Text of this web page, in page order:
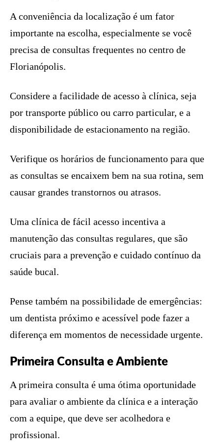
A conveniência da localização é um fator
importante na escolha, especialmente se você
precisa de consultas frequentes no centro de
Florianópolis.
Considere a facilidade de acesso à clínica, seja
por transporte público ou carro particular, e a
disponibilidade de estacionamento na região.
Verifique os horários de funcionamento para que
as consultas se encaixem bem na sua rotina, sem
causar grandes transtornos ou atrasos.
Uma clínica de fácil acesso incentiva a
manutenção das consultas regulares, que são
cruciais para a prevenção e cuidado contínuo da
saúde bucal.
Pense também na possibilidade de emergências:
um dentista próximo e acessível pode fazer a
diferença em momentos de necessidade urgente.
Primeira Consulta e Ambiente
A primeira consulta é uma ótima oportunidade
para avaliar o ambiente da clínica e a interação
com a equipe, que deve ser acolhedora e
profissional.